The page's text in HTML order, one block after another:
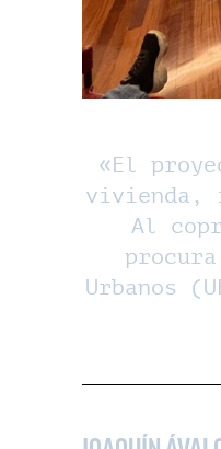
«El
vivienda,
Al
Urbanos